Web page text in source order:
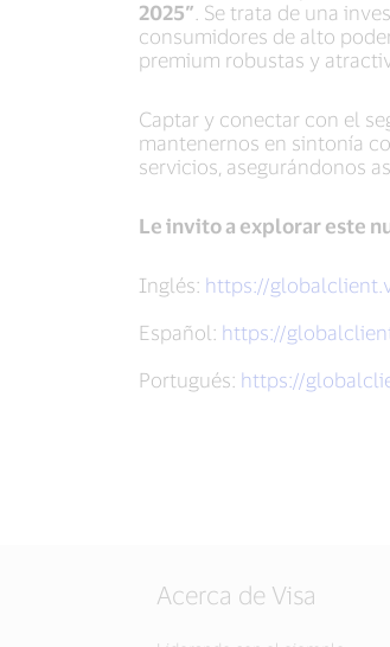
2025” . Se trata de una
consumidores de alto
premium robustas y
Captar y conectar con el
mantenernos en sintonía
servicios, asegurándonos
Le invito a explorar este
Inglés: https://
Español: https://
Portugués: https://
Acerca de Visa